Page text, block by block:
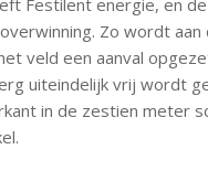
Festilent energie, en
Zo wordt aan
veld een aanval
uiteindelijk vrij wordt
in de zestien meter